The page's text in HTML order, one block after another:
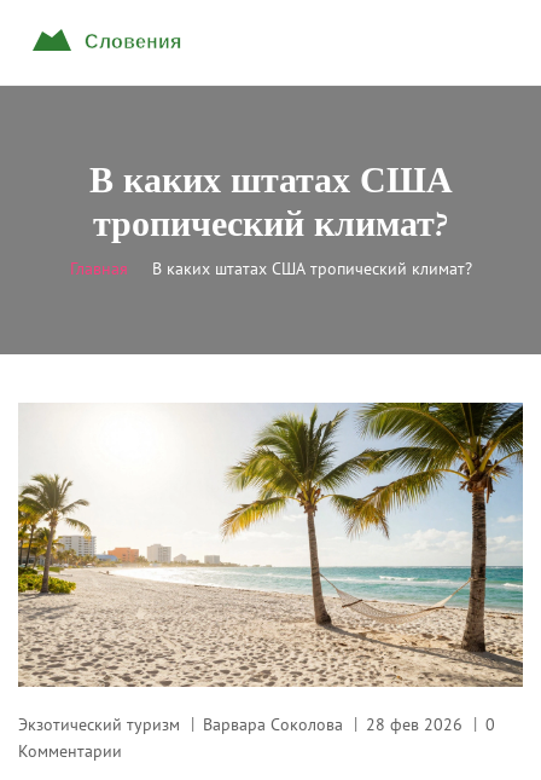
В каких штатах США
тропический климат?
Главная В каких штатах США тропический климат?
Экзотический туризм Варвара Соколова 28 фев 2026
0
Комментарии